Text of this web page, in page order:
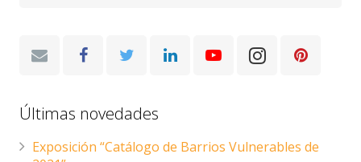
Últimas novedades
Exposición “Catálogo de Barrios Vulnerables de